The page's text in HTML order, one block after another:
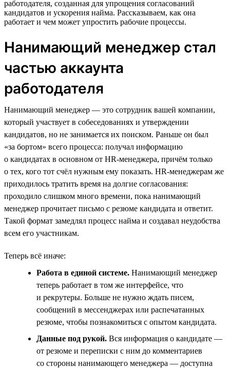
работодателя, созданная для упрощения согласований
кандидатов и ускорения найма. Рассказываем, как она
работает и чем может упростить рабочие процессы.
Нанимающий менеджер стал
частью аккаунта
работодателя
Нанимающий менеджер — это сотрудник вашей компании,
который участвует в собеседованиях и утверждении
кандидатов, но не занимается их поиском. Раньше он был
«за бортом» всего процесса: получал информацию
о кандидатах в основном от HR-менеджера, причём только
о тех, кого тот счёл нужным ему показать. HR-менеджерам же
приходилось тратить время на долгие согласования:
проходило слишком много времени, пока нанимающий
менеджер прочитает письмо с резюме кандидата и ответит.
Такой формат замедлял процесс найма и создавал неудобства
всем его участникам.
Теперь всё иначе:
Работа в единой системе. Нанимающий менеджер
теперь работает в том же интерфейсе, что
и рекрутеры. Больше не нужно ждать писем,
сообщений в мессенджерах или распечатанных
резюме, чтобы познакомиться с опытом кандидата.
Данные под рукой. Вся информация о кандидате —
от резюме и переписки с ним до комментариев
со стороны нанимающего менеджера — доступна